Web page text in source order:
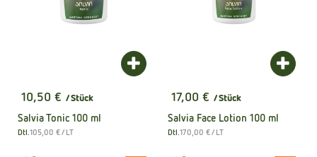
, Preis:
10,50 € / Stück
Salvia Tonic 100 ml
, Herkunft:
Dtl., Referenzpreis:
105,00 €/ LT
Produkt zum Warenkorb hinzufügen
, Preis:
17,00 € / Stück
Salvia Face Lotion 100 ml
, Herkunft:
Dtl., Referenzpreis:
170,00 €/ LT